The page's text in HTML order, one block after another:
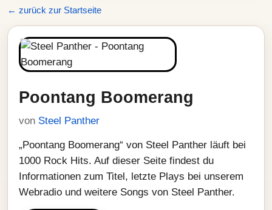
← zurück zur Startseite
Poontang Boomerang
von Steel Panther
„Poontang Boomerang“ von Steel Panther läuft bei
1000 Rock Hits. Auf dieser Seite findest du
Informationen zum Titel, letzte Plays bei unserem
Webradio und weitere Songs von Steel Panther.